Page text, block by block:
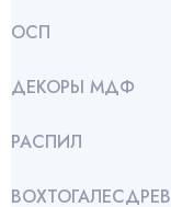
ОСП
ДЕКОРЫ МДФ
РАСПИЛ
ВОХТОГАЛЕСДРЕВ